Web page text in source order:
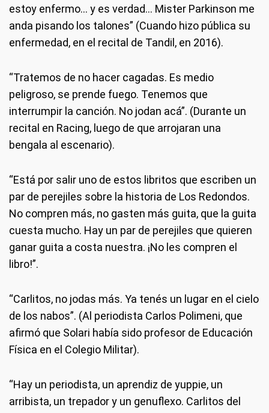
estoy enfermo... y es verdad... Mister Parkinson me
anda pisando los talones” (Cuando hizo pública su
enfermedad, en el recital de Tandil, en 2016).
“Tratemos de no hacer cagadas. Es medio
peligroso, se prende fuego. Tenemos que
interrumpir la canción. No jodan acá”. (Durante un
recital en Racing, luego de que arrojaran una
bengala al escenario).
“Está por salir uno de estos libritos que escriben un
par de perejiles sobre la historia de Los Redondos.
No compren más, no gasten más guita, que la guita
cuesta mucho. Hay un par de perejiles que quieren
ganar guita a costa nuestra. ¡No les compren el
libro!”.
“Carlitos, no jodas más. Ya tenés un lugar en el cielo
de los nabos”. (Al periodista Carlos Polimeni, que
afirmó que Solari había sido profesor de Educación
Física en el Colegio Militar).
“Hay un periodista, un aprendiz de yuppie, un
arribista, un trepador y un genuflexo. Carlitos del